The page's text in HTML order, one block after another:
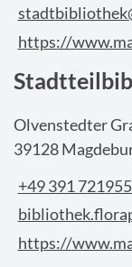
https://
Olvenstedter
39128
+49 391
https://